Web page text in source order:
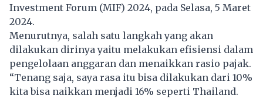
Investment Forum (MIF) 2024, pada Selasa, 5 Maret
2024.
Menurutnya, salah satu langkah yang akan
dilakukan dirinya yaitu melakukan efisiensi dalam
pengelolaan anggaran dan menaikkan rasio pajak.
“Tenang saja, saya rasa itu bisa dilakukan dari 10%
kita bisa naikkan menjadi 16% seperti Thailand.